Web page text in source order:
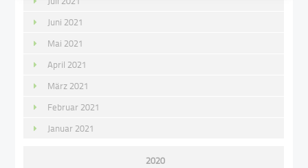
Juni 2021
Mai 2021
April 2021
März 2021
Februar 2021
Januar 2021
2020